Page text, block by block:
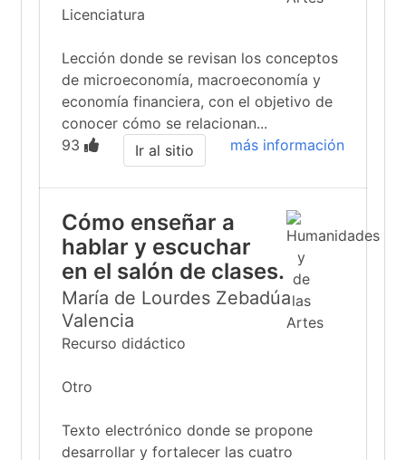
Licenciatura
Lección donde se revisan los conceptos
de microeconomía, macroeconomía y
economía financiera, con el objetivo de
conocer cómo se relacionan...
93
más información
Ir al sitio
Cómo enseñar a
hablar y escuchar
en el salón de clases.
María de Lourdes Zebadúa
Valencia
Recurso didáctico
Otro
Texto electrónico donde se propone
desarrollar y fortalecer las cuatro